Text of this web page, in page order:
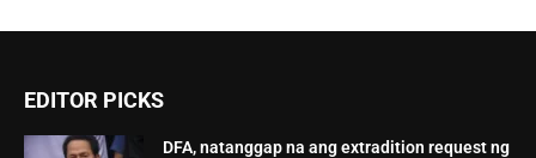
EDITOR PICKS
DFA, natanggap na ang extradition request ng